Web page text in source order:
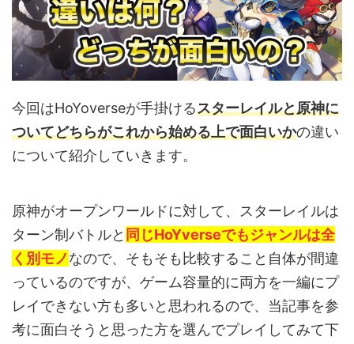
今回はHoYoverseが手掛けるスターレイルと原神に
ついてどちらがこれから始める上で面白いかの違い
について紹介していきます。
原神がオープンワールドに対して、スターレイルは
ターン制バトルと 同じHoYverseでもジャンルは全
く別モノなので、そもそも比較すること自体が間違
っているのですが、ゲーム容量的に両方を一編にプ
レイできない方も多いと思われるので、当記事を参
考に面白そうと思った方を選んでプレイしてみて下